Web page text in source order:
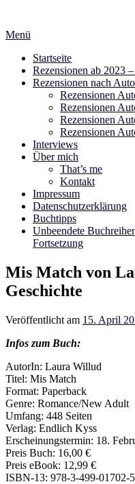
springen
Menü
Startseite
Rezensionen ab 2023
Rezensionen nach
Rezensionen
Rezensionen
Rezensionen
Rezensionen
Interviews
Über mich
That’s me
Kontakt
Impressum
Datenschutzerklärung
Buchtipps
Unbeendete
Fortsetzung
Mis Match von
Geschichte
Veröffentlicht am 15. April
Infos zum Buch:
AutorIn: Laura Willud
Titel: Mis Match
Format: Paperback
Genre: Romance/New Adult
Umfang: 448 Seiten
Verlag: Endlich Kyss
Erscheinungstermin: 18.
Preis Buch: 16,00 €
Preis eBook: 12,99 €
ISBN-13: 978-3-499-01702-5